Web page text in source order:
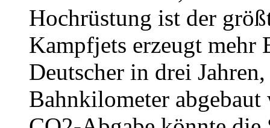
Hochrüstung ist der
Kampfjets erzeugt mehr
Deutscher in drei
Bahnkilometer